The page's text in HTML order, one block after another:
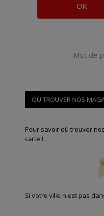
Mot de
OÙ TROUVER NOS
Pour savoir où trouver
carte !
Si votre ville n'est pas